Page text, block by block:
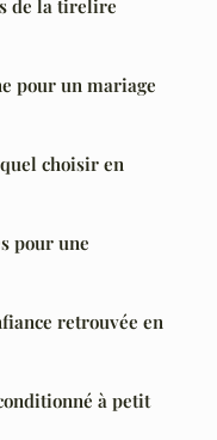
de la tirelire
pour un mariage
choisir en
pour une
retrouvée en
à petit